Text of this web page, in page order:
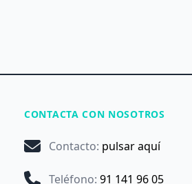
CONTACTA CON NOSOTROS
Contacto: pulsar aquí
Teléfono: 91 141 96 05